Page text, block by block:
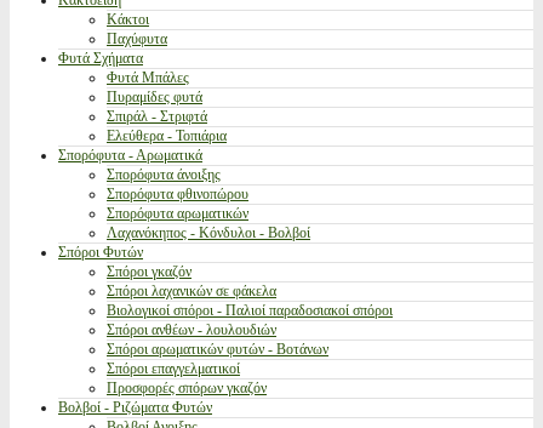
Κάκτοι
Παχύφυτα
Φυτά Σχήματα
Φυτά Μπάλες
Πυραμίδες φυτά
Σπιράλ - Στριφτά
Ελεύθερα - Τοπιάρια
Σπορόφυτα - Αρωματικά
Σπορόφυτα άνοιξης
Σπορόφυτα φθινοπώρου
Σπορόφυτα αρωματικών
Λαχανόκηπος - Κόνδυλοι - Βολβοί
Σπόροι Φυτών
Σπόροι γκαζόν
Σπόροι λαχανικών σε φάκελα
Βιολογικοί σπόροι - Παλιοί παραδοσιακοί σπόροι
Σπόροι ανθέων - λουλουδιών
Σπόροι αρωματικών φυτών - Βοτάνων
Σπόροι επαγγελματικοί
Προσφορές σπόρων γκαζόν
Βολβοί - Ριζώματα Φυτών